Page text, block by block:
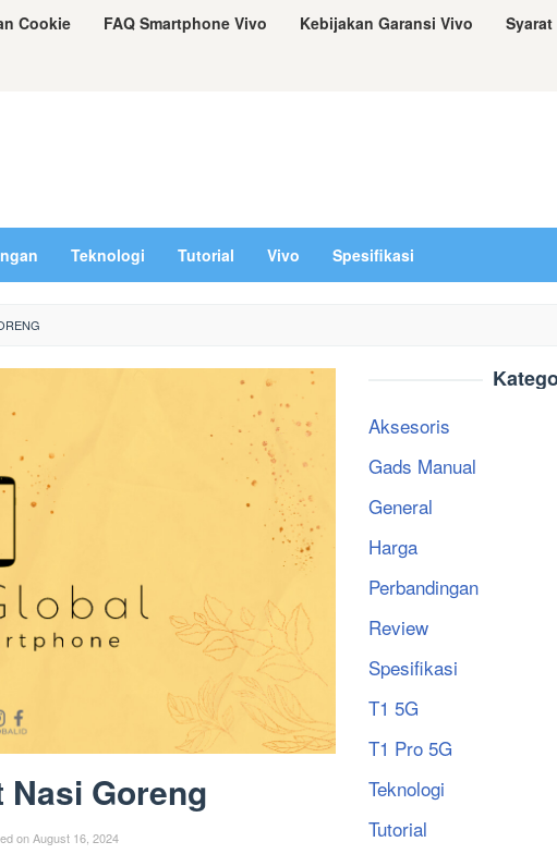
Cookie FAQ Smartphone Vivo Kebijakan Garansi Vivo
Teknologi Tutorial Vivo Spesifikasi
Nasi Goreng
onAugust 16, 2024
Aksesoris
Gads Manual
General
Harga
Perbandingan
Review
Spesifikasi
T1 5G
T1 Pro 5G
Teknologi
Tutorial